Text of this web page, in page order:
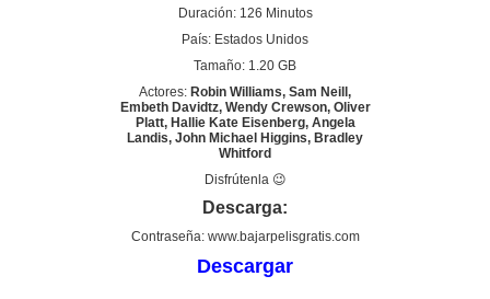
Duración: 126 Minutos
País: Estados Unidos
Tamaño: 1.20 GB
Actores: Robin Williams, Sam Neill,
Embeth Davidtz, Wendy Crewson, Oliver
Platt, Hallie Kate Eisenberg, Angela
Landis, John Michael Higgins, Bradley
Whitford
Disfrútenla 😉
Descarga:
Contraseña: www.bajarpelisgratis.com
Descargar